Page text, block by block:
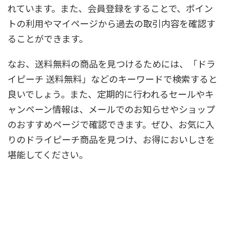
れています。また、会員登録をすることで、ポイン
トの利用やマイページから過去の取引内容を確認す
ることができます。
なお、送料無料の商品を見つけるためには、「ドラ
イピーチ 送料無料」などのキーワードで検索すると
良いでしょう。また、定期的に行われるセールやキ
ャンペーン情報は、メールでのお知らせやショップ
のおすすめページで確認できます。ぜひ、お気に入
りのドライピーチ商品を見つけ、お得においしさを
堪能してください。